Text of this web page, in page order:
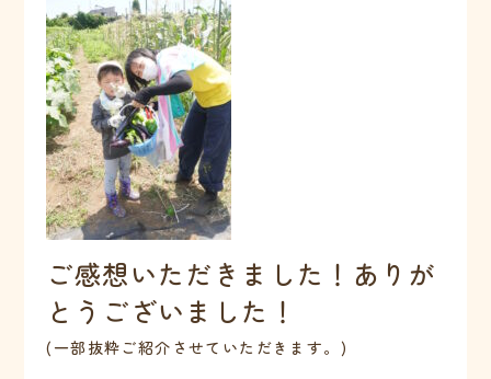
ご感想いただきました！ありが
とうございました！
(一部抜粋ご紹介させていただきます。)